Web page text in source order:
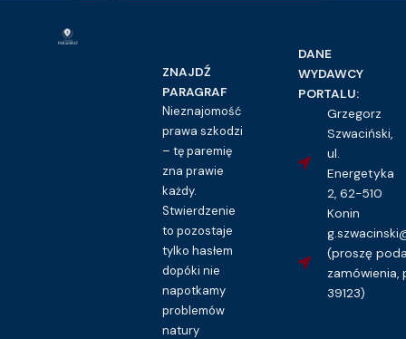
Prawo handlowe i gospodarcze
Weksel własny + deklaracja wekslowa
16.00zł
Kupuję dostęp do wzoru pisma
ZNAJDŹ
PARAGRAF
Nieznajomość
prawa szkodzi
– tę paremię
zna prawie
każdy.
Stwierdzenie
to pozostaje
tylko hasłem
dopóki nie
napotkamy
problemów
natury
DANE
WYDAWCY
PORTALU:
Grzegorz
Szwaciński,
ul.
Energetyka
2, 62-510
Konin
(proszę
zamówienia,
39123)